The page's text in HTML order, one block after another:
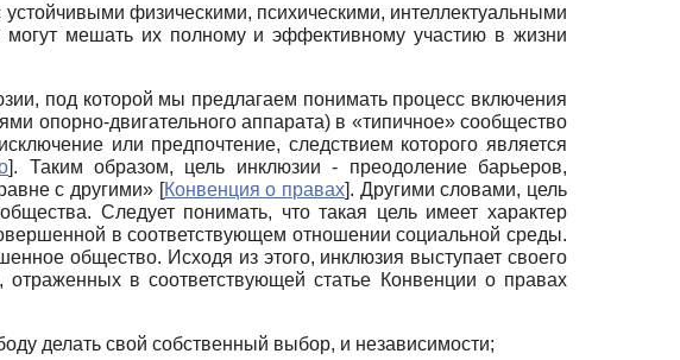
физическими, психическими, интеллектуальными
мешать их полному и эффективному участию в жизни
под которой мы предлагаем понимать процесс включения
опорно-двигательного аппарата) в «типичное» сообщество
или предпочтение, следствием которого является
]. Таким образом, цель инклюзии - преодоление барьеров,
с другими» [Конвенция о правах]. Другими словами, цель
Следует понимать, что такая цель имеет характер
в соответствующем отношении социальной среды.
общество. Исходя из этого, инклюзия выступает своего
в соответствующей статье Конвенции о правах
делать свой собственный выбор, и независимости;